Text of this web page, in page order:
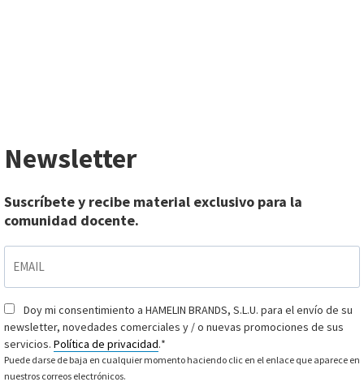
Newsletter
Suscríbete y recibe material exclusivo para la
comunidad docente.
Consentimiento*
Doy mi consentimiento a HAMELIN BRANDS, S.L.U. para el envío de su
newsletter, novedades comerciales y / o nuevas promociones de sus
servicios. Política de privacidad.*
Puede darse de baja en cualquier momento haciendo clic en el enlace que aparece en
nuestros correos electrónicos.